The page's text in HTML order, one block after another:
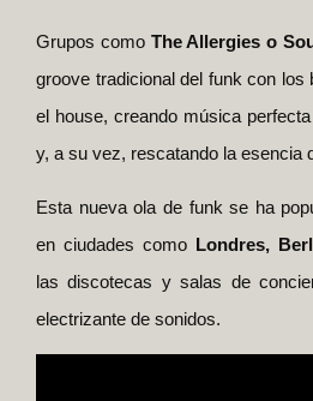
Grupos comoThe Allergies o
groove tradicional del funk con los
el house, creando música
y, a su vez, rescatando la esencia
Esta nueva ola de funk se ha
en ciudades como
Londres,
las discotecas y salas de
electrizante de sonidos.